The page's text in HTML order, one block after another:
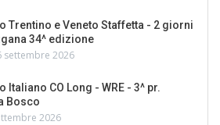
Trentino e Veneto Staffetta - 2 giorni
34^ edizione
settembre 2026
Italiano CO Long - WRE - 3^ pr.
Bosco
2026